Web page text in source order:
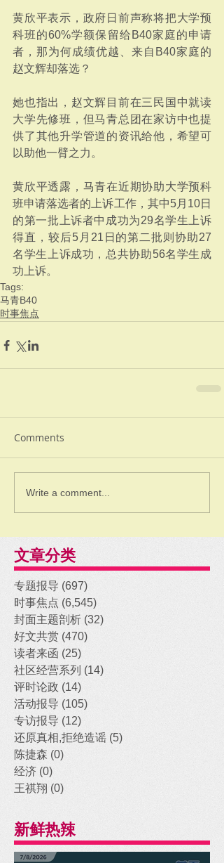
黄欣平表示，政府日前声称将把大学预
科班的60%学额保留给B40家庭的申请
者，那为何成绩优越、来自B40家庭的
赵文辉却落选？
她也指出，赵文辉目前在三民国中就读
大学先修班，但马青总团在家访中也提
供了其他升学管道的资讯给他，希望可
以助他一臂之力。
黄欣平透露，马青在近期协助大学预科
班申请落选者的上诉工作，其中5月10日
的第一批上诉者中成功为29名学生上诉
得直，较后5月21日的第二批则协助27
名学生上诉成功，总共协助56名学生成
功上诉。
Tags:
马青B40
时事焦点
Comments
Write a comment...
文章分类
专题报导 (697)
时事焦点 (6,545)
封面主题剖析 (32)
好文共赏 (470)
读者来函 (25)
社区经营系列 (14)
评时论政 (14)
活动报导 (105)
专访报导 (12)
还原真相,拒绝造谣 (5)
陈捷森 (0)
经济 (0)
王祺翔 (0)
新鲜热辣